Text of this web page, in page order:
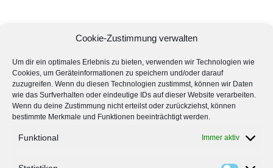
Cookie-Zustimmung verwalten
Um dir ein optimales Erlebnis zu bieten, verwenden wir Technologien wie
Cookies, um Geräteinformationen zu speichern und/oder darauf
zuzugreifen. Wenn du diesen Technologien zustimmst, können wir Daten
wie das Surfverhalten oder eindeutige IDs auf dieser Website verarbeiten.
Wenn du deine Zustimmung nicht erteilst oder zurückziehst, können
bestimmte Merkmale und Funktionen beeinträchtigt werden.
Funktional Immer aktiv